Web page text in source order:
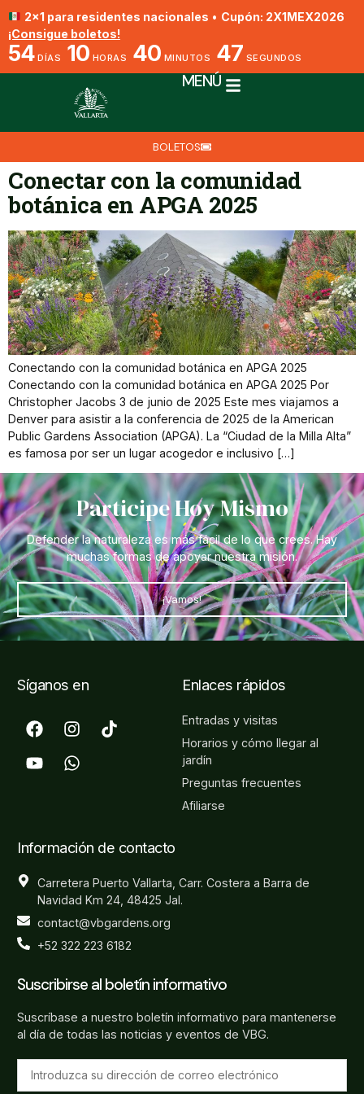
2x1 para residentes nacionales • Cupón: 2X1MEX2026
¡Consigue boletos!
54 DÍAS 10 HORAS 40 MINUTOS 47 SEGUNDOS
MENÚ
BOLETOS
Conectar con la comunidad
botánica en APGA 2025
Conectando con la comunidad botánica en APGA 2025
Conectando con la comunidad botánica en APGA 2025 Por
Christopher Jacobs 3 de junio de 2025 Este mes viajamos a
Denver para asistir a la conferencia de 2025 de la American
Public Gardens Association (APGA). La “Ciudad de la Milla Alta”
es famosa por ser un lugar acogedor e inclusivo […]
Participe Hoy Mismo
Defender la naturaleza es más fácil de lo que crees. Hay
muchas formas de apoyar nuestra misión.
¡Vamos!
Síganos en Enlaces rápidos
Entradas y visitas
Horarios y cómo llegar al
jardín
Preguntas frecuentes
Afiliarse
Información de contacto
Carretera Puerto Vallarta, Carr. Costera a Barra de
Navidad Km 24, 48425 Jal.
contact@vbgardens.org
+52 322 223 6182
Suscribirse al boletín informativo
Suscríbase a nuestro boletín informativo para mantenerse
al día de todas las noticias y eventos de VBG.